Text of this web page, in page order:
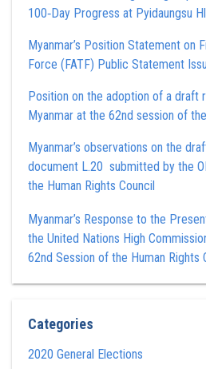
100‑Day Progress at Pyidaungsu
Myanmar’s Position Statement on
Force (FATF) Public Statement
Position on the adoption of a draft
Myanmar at the 62nd session of
Myanmar’s observations on the
document L.20 submitted by the
the Human Rights Council
Myanmar’s Response to the
the United Nations High
62nd Session of the Human Rights
Categories
2020 General Elections